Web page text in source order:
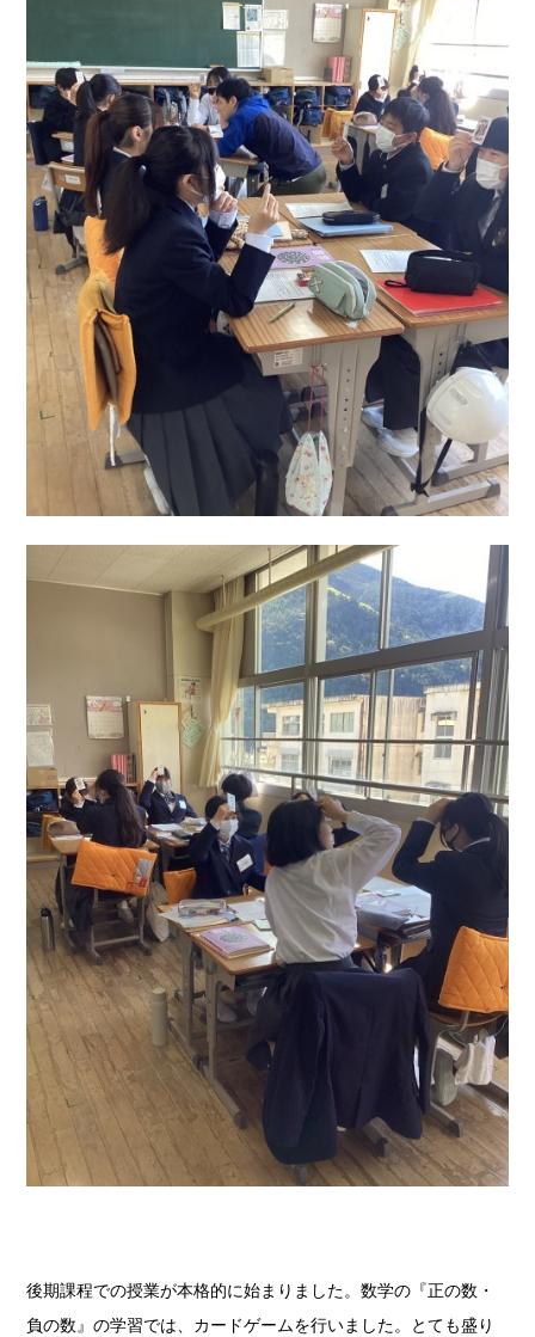
後期課程での授業が本格的に始まりました。数学の『正の数・
負の数』の学習では、カードゲームを行いました。とても盛り